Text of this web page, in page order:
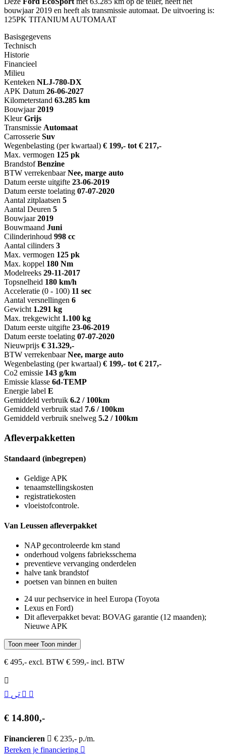
bouwjaar 2019 en heeft als transmissie automaat. De uitvoering is:
125PK TITANIUM AUTOMAAT
Basisgegevens
Technisch
Historie
Financieel
Milieu
Kenteken NLJ-780-DX
APK Datum 26-06-2027
Kilometerstand 63.285 km
Bouwjaar 2019
Kleur Grijs
Transmissie Automaat
Carrosserie Suv
Wegenbelasting (per kwartaal) € 199,- tot € 217,-
Max. vermogen 125 pk
Brandstof Benzine
BTW verrekenbaar Nee, marge auto
Datum eerste uitgifte 23-06-2019
Datum eerste toelating 07-07-2020
Aantal zitplaatsen 5
Aantal Deuren 5
Bouwjaar 2019
Bouwmaand Juni
Cilinderinhoud 998 cc
Aantal cilinders 3
Max. vermogen 125 pk
Max. koppel 180 Nm
Modelreeks 29-11-2017
Topsnelheid 180 km/h
Acceleratie (0 - 100) 11 sec
Aantal versnellingen 6
Gewicht 1.291 kg
Max. trekgewicht 1.100 kg
Datum eerste uitgifte 23-06-2019
Datum eerste toelating 07-07-2020
Nieuwprijs € 31.329,-
BTW verrekenbaar Nee, marge auto
Wegenbelasting (per kwartaal) € 199,- tot € 217,-
Co2 emissie 143 g/km
Emissie klasse 6d-TEMP
Energie label E
Gemiddeld verbruik 6.2 / 100km
Gemiddeld verbruik stad 7.6 / 100km
Gemiddeld verbruik snelweg 5.2 / 100km
Afleverpakketten
Standaard (inbegrepen)
Geldige APK
tenaamstellingskosten
registratiekosten
vloeistofcontrole.
Van Leussen afleverpakket
NAP gecontroleerde km stand
onderhoud volgens fabrieksschema
preventieve vervanging onderdelen
halve tank brandstof
poetsen van binnen en buiten
24 uur pechservice in heel Europa (Toyota
Lexus en Ford)
Dit afleverpakket bevat: BOVAG garantie (12 maanden);
Nieuwe APK
Toon meer Toon minder
€ 495,- excl. BTW € 599,- incl. BTW
€ 14.800,-
Financieren
€ 235,- p./m.
Bereken je financiering